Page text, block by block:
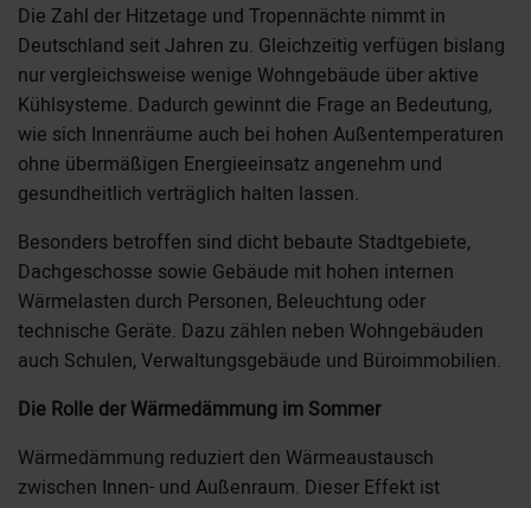
Die Zahl der Hitzetage und Tropennächte nimmt in
Deutschland seit Jahren zu. Gleichzeitig verfügen bislang
nur vergleichsweise wenige Wohngebäude über aktive
Kühlsysteme. Dadurch gewinnt die Frage an Bedeutung,
wie sich Innenräume auch bei hohen Außentemperaturen
ohne übermäßigen Energieeinsatz angenehm und
gesundheitlich verträglich halten lassen.
Besonders betroffen sind dicht bebaute Stadtgebiete,
Dachgeschosse sowie Gebäude mit hohen internen
Wärmelasten durch Personen, Beleuchtung oder
technische Geräte. Dazu zählen neben Wohngebäuden
auch Schulen, Verwaltungsgebäude und Büroimmobilien.
Die Rolle der Wärmedämmung im Sommer
Wärmedämmung reduziert den Wärmeaustausch
zwischen Innen- und Außenraum. Dieser Effekt ist